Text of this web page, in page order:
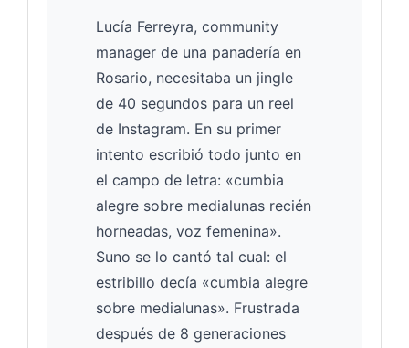
Lucía Ferreyra, community
manager de una panadería en
Rosario, necesitaba un jingle
de 40 segundos para un reel
de Instagram. En su primer
intento escribió todo junto en
el campo de letra: «cumbia
alegre sobre medialunas recién
horneadas, voz femenina».
Suno se lo cantó tal cual: el
estribillo decía «cumbia alegre
sobre medialunas». Frustrada
después de 8 generaciones